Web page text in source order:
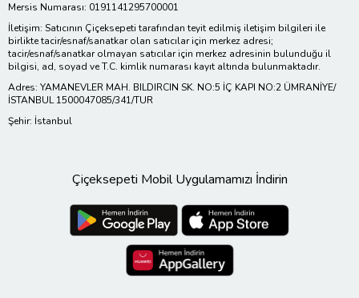
Mersis Numarası: 0191141295700001
İletişim: Satıcının Çiçeksepeti tarafından teyit edilmiş iletişim bilgileri ile
birlikte tacir/esnaf/sanatkar olan satıcılar için merkez adresi;
tacir/esnaf/sanatkar olmayan satıcılar için merkez adresinin bulunduğu il
bilgisi, ad, soyad ve T.C. kimlik numarası kayıt altında bulunmaktadır.
Adres: YAMANEVLER MAH. BILDIRCIN SK. NO:5 İÇ KAPI NO:2 ÜMRANİYE/
İSTANBUL 1500047085/341/TUR
Şehir: İstanbul
Çiçeksepeti Mobil Uygulamamızı İndirin